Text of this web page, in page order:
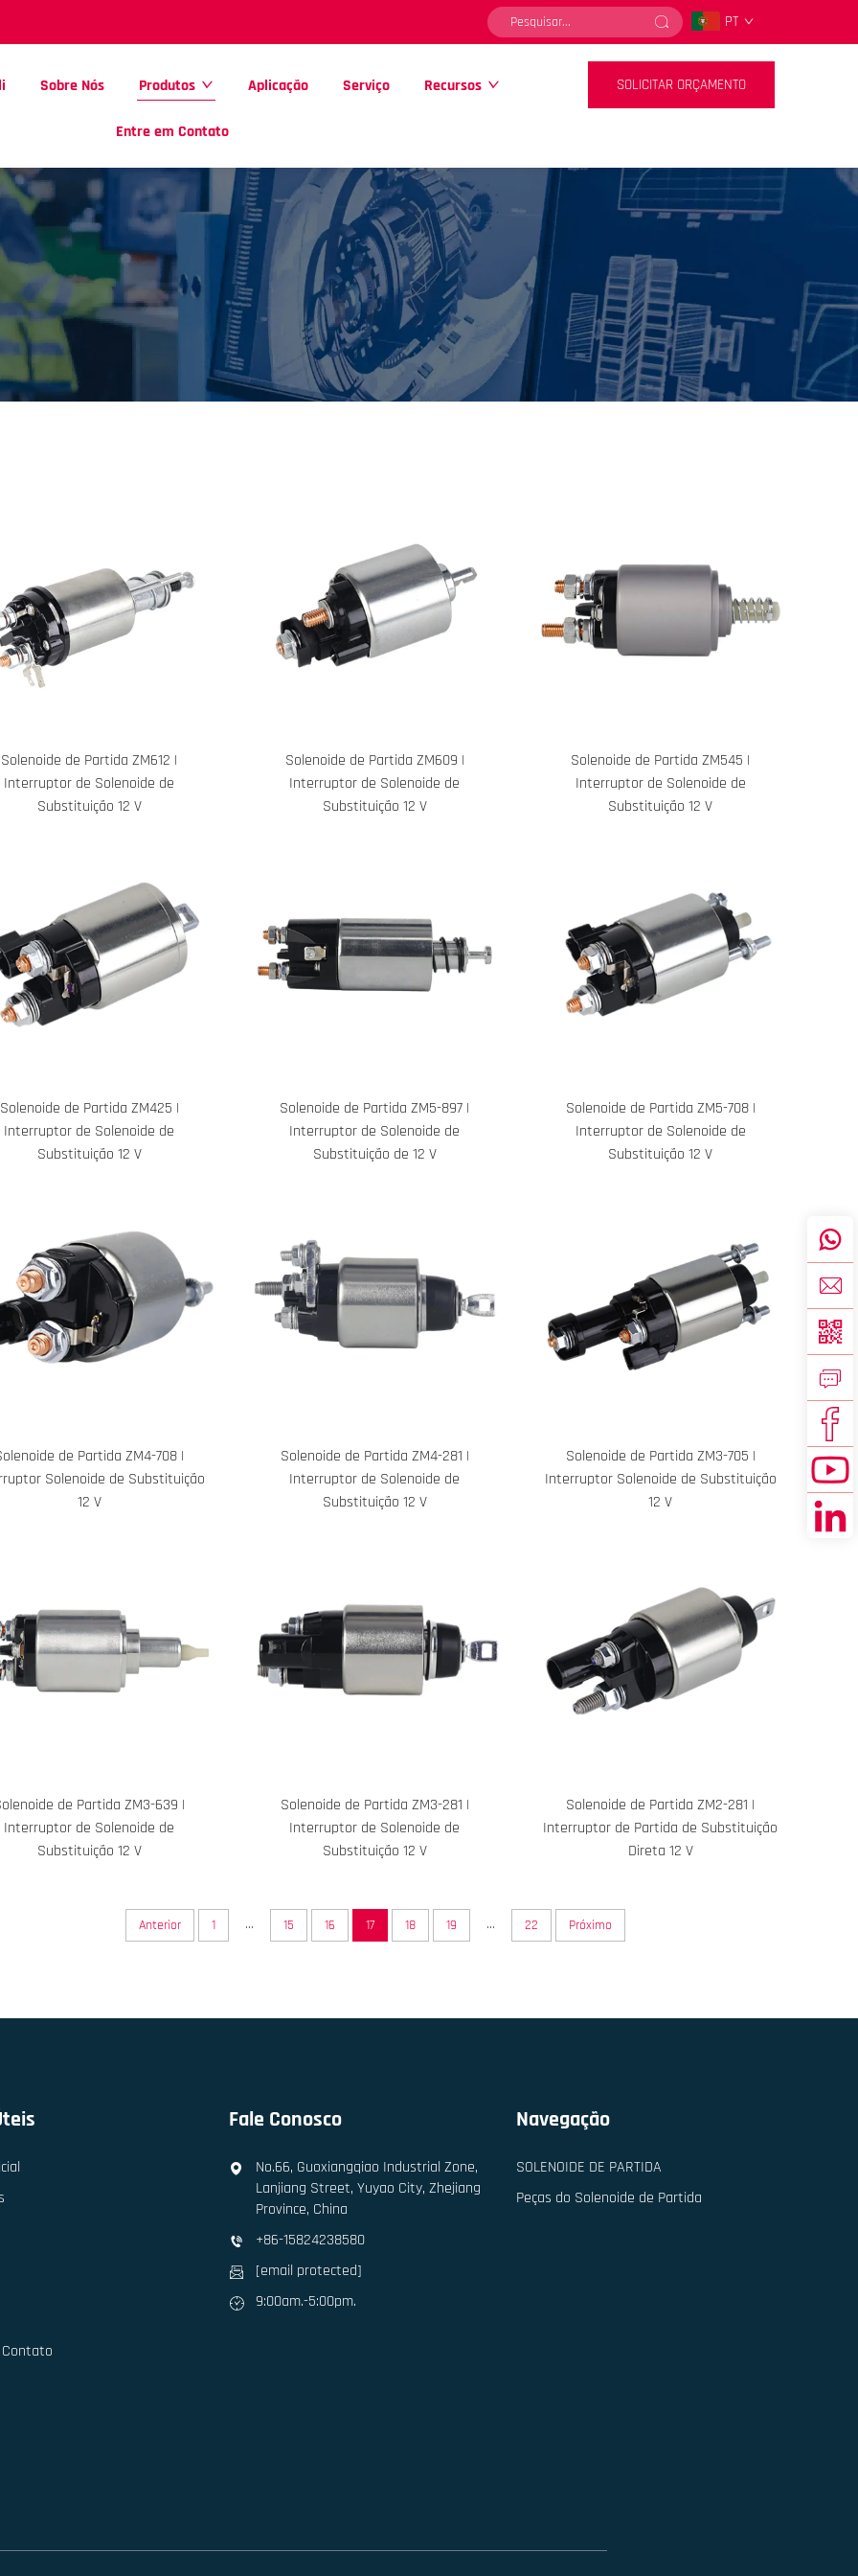
PT
Sobre Nós Produtos Aplicação Serviço Recursos
Entre em Contato
SOLICITAR ORÇAMENTO
Solenoide de Partida ZM612 |
Interruptor de Solenoide de
Substituição 12 V
Solenoide de Partida ZM609 |
Interruptor de Solenoide de
Substituição 12 V
Solenoide de Partida ZM545 |
Interruptor de Solenoide de
Substituição 12 V
Solenoide de Partida ZM425 |
Interruptor de Solenoide de
Substituição 12 V
Solenoide de Partida ZM5-897 |
Interruptor de Solenoide de
Substituição de 12 V
Solenoide de Partida ZM5-708 |
Interruptor de Solenoide de
Substituição 12 V
de Partida ZM4-708 |
Solenoide de Substituição
12 V
Solenoide de Partida ZM4-281 |
Interruptor de Solenoide de
Substituição 12 V
Solenoide de Partida ZM3-705 |
Interruptor Solenoide de Substituição
12 V
de Partida ZM3-639 |
Interruptor de Solenoide de
Substituição 12 V
Solenoide de Partida ZM3-281 |
Interruptor de Solenoide de
Substituição 12 V
Solenoide de Partida ZM2-281 |
Interruptor de Partida de Substituição
Direta 12 V
Anterior 1 ... 15 16 17 18 19 ... 22 Próximo
Fale Conosco
No.66, Guoxiangqiao Industrial Zone,
Lanjiang Street, Yuyao City, Zhejiang
Province, China
+86-15824238580
[email protected]
9:00am.-5:00pm.
Navegação
SOLENOIDE DE PARTIDA
Peças do Solenoide de Partida